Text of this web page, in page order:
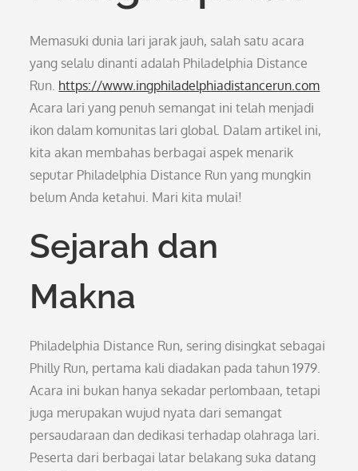
Memasuki dunia lari jarak jauh, salah satu acara
yang selalu dinanti adalah Philadelphia Distance
Run. https://www.ingphiladelphiadistancerun.com
Acara lari yang penuh semangat ini telah menjadi
ikon dalam komunitas lari global. Dalam artikel ini,
kita akan membahas berbagai aspek menarik
seputar Philadelphia Distance Run yang mungkin
belum Anda ketahui. Mari kita mulai!
Sejarah dan
Makna
Philadelphia Distance Run, sering disingkat sebagai
Philly Run, pertama kali diadakan pada tahun 1979.
Acara ini bukan hanya sekadar perlombaan, tetapi
juga merupakan wujud nyata dari semangat
persaudaraan dan dedikasi terhadap olahraga lari.
Peserta dari berbagai latar belakang suka datang